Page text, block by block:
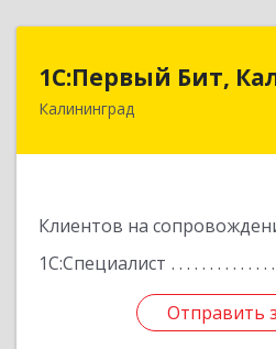
1С:Первый Бит,
Калининград
Клиентов на
1С:Специалист
Отправить
1С:Первый
236006,
Отправить